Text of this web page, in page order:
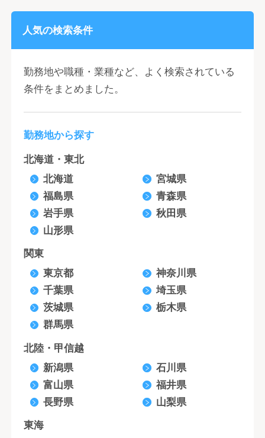
人気の検索条件
勤務地や職種・業種など、よく検索されている
条件をまとめました。
勤務地から探す
北海道・東北
北海道
宮城県
福島県
青森県
岩手県
秋田県
山形県
関東
東京都
神奈川県
千葉県
埼玉県
茨城県
栃木県
群馬県
北陸・甲信越
新潟県
石川県
富山県
福井県
長野県
山梨県
東海